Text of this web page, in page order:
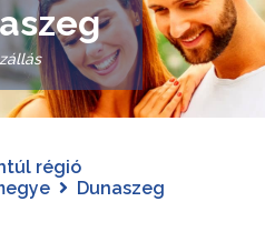
régió
Dunaszeg